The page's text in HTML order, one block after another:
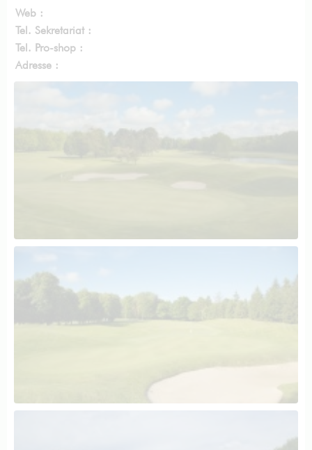
Web :
Tel. Sekretariat :
Tel. Pro-shop :
Adresse :